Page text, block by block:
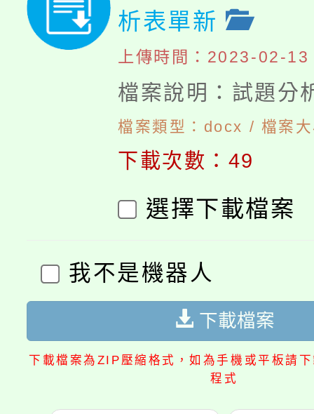
析表單新
上傳時間：2023-02-
檔案說明：試題分
檔案類型：docx / 檔案
下載次數：49
選擇下載檔案
我不是機器人
下載檔案
下載檔案為ZIP壓縮格式，如為手機或平板請
程式